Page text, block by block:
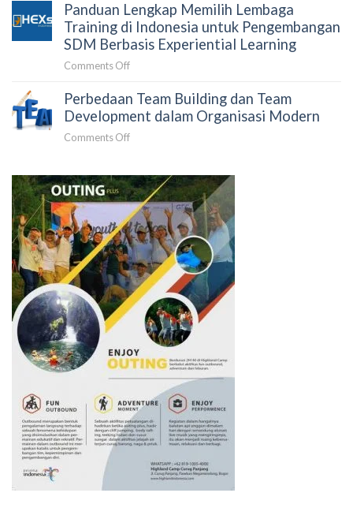
untuk
Korporasi
dan
Lembaga
dan
Pengembangan
SDM:
Pengertian,
Tren
L&D
2026
Panduan Lengkap Memilih Lembaga
Training di Indonesia untuk Pengembangan
SDM Berbasis Experiential Learning
Comments Offon
Lengkap
Memilih
Indonesia
untuk
Pengembangan
SDM
Berbasis
Experiential
Learning
Perbedaan Team Building dan Team
Development dalam Organisasi Modern
Comments Offon
Building
dan
Team
Development
dalam
Organisasi
Modern